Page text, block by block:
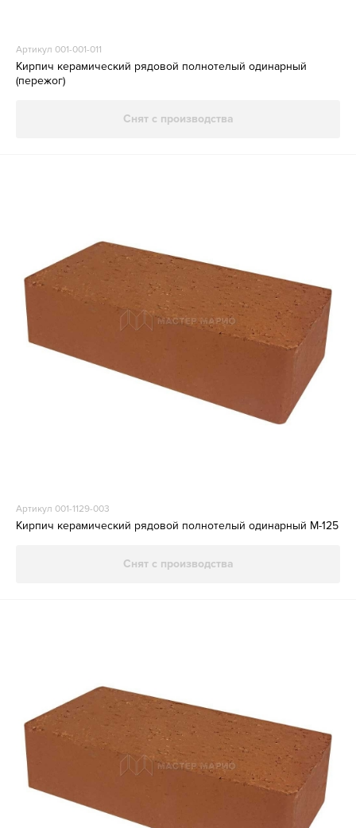
Артикул 001-001-011
Кирпич керамический рядовой полнотелый одинарный
(пережог)
Снят с производства
Артикул 001-1129-003
Кирпич керамический рядовой полнотелый одинарный М-125
Снят с производства